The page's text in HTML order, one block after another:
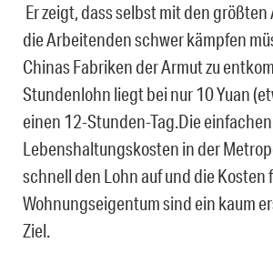
Er zeigt, dass selbst mit den
die Arbeitenden schwer kämpfen
Chinas Fabriken der Armut zu
Stundenlohn liegt bei nur 10 Yuan
einen 12-Stunden-Tag.Die einfachen
Lebenshaltungskosten in der
schnell den Lohn auf und die Kosten
Wohnungseigentum sind ein kaum
Ziel.